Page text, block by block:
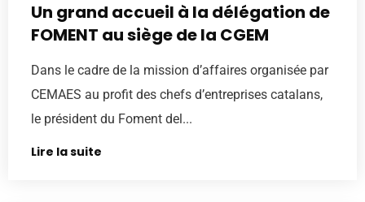
Un grand accueil à la délégation de
FOMENT au siège de la CGEM
Dans le cadre de la mission d’affaires organisée par
CEMAES au profit des chefs d’entreprises catalans,
le président du Foment del...
Lire la suite